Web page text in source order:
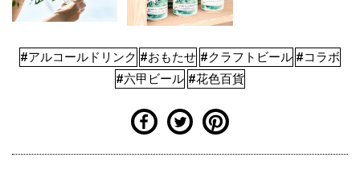
#アルコールドリンク #おもたせ #クラフトビール #コラボ
#六甲ビール #花色百貨